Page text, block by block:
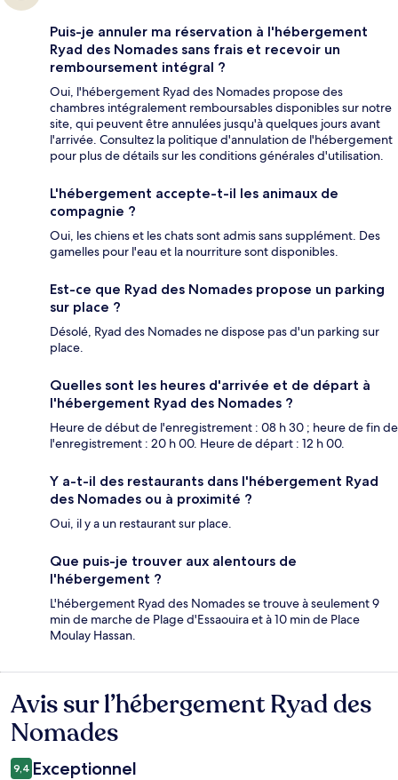
Puis-je annuler ma réservation à l'hébergement
Ryad des Nomades sans frais et recevoir un
remboursement intégral ?
Oui, l'hébergement Ryad des Nomades propose des
chambres intégralement remboursables disponibles sur notre
site, qui peuvent être annulées jusqu'à quelques jours avant
l'arrivée. Consultez la politique d'annulation de l'hébergement
pour plus de détails sur les conditions générales d'utilisation.
L'hébergement accepte-t-il les animaux de
compagnie ?
Oui, les chiens et les chats sont admis sans supplément. Des
gamelles pour l'eau et la nourriture sont disponibles.
Est-ce que Ryad des Nomades propose un parking
sur place ?
Désolé, Ryad des Nomades ne dispose pas d'un parking sur
place.
Quelles sont les heures d'arrivée et de départ à
l'hébergement Ryad des Nomades ?
Heure de début de l'enregistrement : 08 h 30 ; heure de fin de
l'enregistrement : 20 h 00. Heure de départ : 12 h 00.
Y a-t-il des restaurants dans l'hébergement Ryad
des Nomades ou à proximité ?
Oui, il y a un restaurant sur place.
Que puis-je trouver aux alentours de
l'hébergement ?
L'hébergement Ryad des Nomades se trouve à seulement 9
min de marche de Plage d'Essaouira et à 10 min de Place
Moulay Hassan.
Avis
Avis sur l’hébergement Ryad des
Nomades
9,4 Exceptionnel